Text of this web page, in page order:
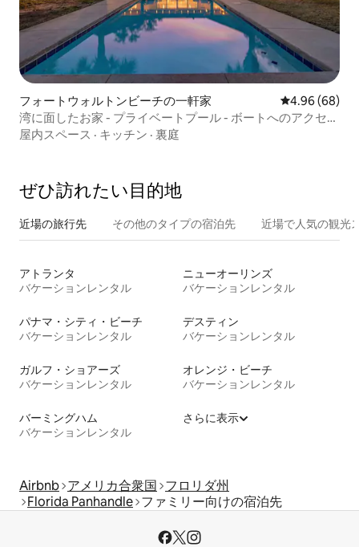
フォートウォルトンビーチの一軒家 レビュー68件
4.96 (68)
湾に面したお家 - プライベートプール - ボートへのアクセス
- カヤック - 魚釣り！
屋内スペース · キッチン · 裏庭
ぜひ訪⁠れ⁠た⁠い目⁠的⁠地
近場の旅行先 その他のタ⁠イ⁠プ⁠の宿⁠泊⁠先 近場で人気の観光
アトランタ
バケーションレンタル
ニューオーリンズ
バケーションレンタル
パナマ・シティ・ビーチ
バケーションレンタル
デスティン
バケーションレンタル
ガルフ・ショアーズ
バケーションレンタル
オレンジ・ビーチ
バケーションレンタル
バーミングハム
バケーションレンタル
さらに表示
Airbnb アメリカ合衆国 フロリダ州
Florida Panhandle ファミリー向けの宿泊先